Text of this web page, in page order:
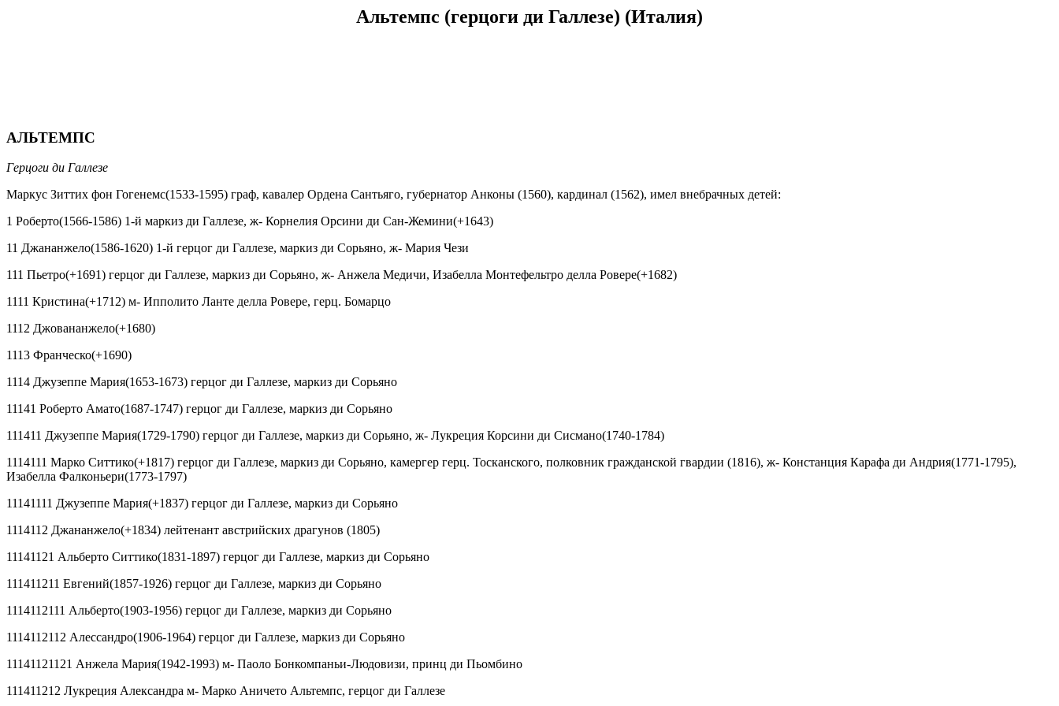
Альтемпс (герцоги ди Галлезе) (Италия)
АЛЬТЕМПС
Герцоги ди Галлезе
Маркус Зиттих фон Гогенемс(1533-1595) граф, кавалер Ордена Сантьяго, губернатор Анконы (1560), кардинал (1562), имел внебрачных детей:
1 Роберто(1566-1586) 1-й маркиз ди Галлезе, ж- Корнелия Орсини ди Сан-Жемини(+1643)
11 Джананжело(1586-1620) 1-й герцог ди Галлезе, маркиз ди Сорьяно, ж- Мария Чези
111 Пьетро(+1691) герцог ди Галлезе, маркиз ди Сорьяно, ж- Анжела Медичи, Изабелла Монтефельтро делла Ровере(+1682)
1111 Кристина(+1712) м- Ипполито Ланте делла Ровере, герц. Бомарцо
1112 Джовананжело(+1680)
1113 Франческо(+1690)
1114 Джузеппе Мария(1653-1673) герцог ди Галлезе, маркиз ди Сорьяно
11141 Роберто Амато(1687-1747) герцог ди Галлезе, маркиз ди Сорьяно
111411 Джузеппе Мария(1729-1790) герцог ди Галлезе, маркиз ди Сорьяно, ж- Лукреция Корсини ди Сисмано(1740-1784)
1114111 Марко Ситтико(+1817) герцог ди Галлезе, маркиз ди Сорьяно, камергер герц. Тосканского, полковник гражданской гвардии (1816), ж- Констанция Карафа ди Андрия(1771-1795),
Изабелла Фалконьери(1773-1797)
11141111 Джузеппе Мария(+1837) герцог ди Галлезе, маркиз ди Сорьяно
1114112 Джананжело(+1834) лейтенант австрийских драгунов (1805)
11141121 Альберто Ситтико(1831-1897) герцог ди Галлезе, маркиз ди Сорьяно
111411211 Евгений(1857-1926) герцог ди Галлезе, маркиз ди Сорьяно
1114112111 Альберто(1903-1956) герцог ди Галлезе, маркиз ди Сорьяно
1114112112 Алессандро(1906-1964) герцог ди Галлезе, маркиз ди Сорьяно
11141121121 Анжела Мария(1942-1993) м- Паоло Бонкомпаньи-Людовизи, принц ди Пьомбино
111411212 Лукреция Александра м- Марко Аничето Альтемпс, герцог ди Галлезе